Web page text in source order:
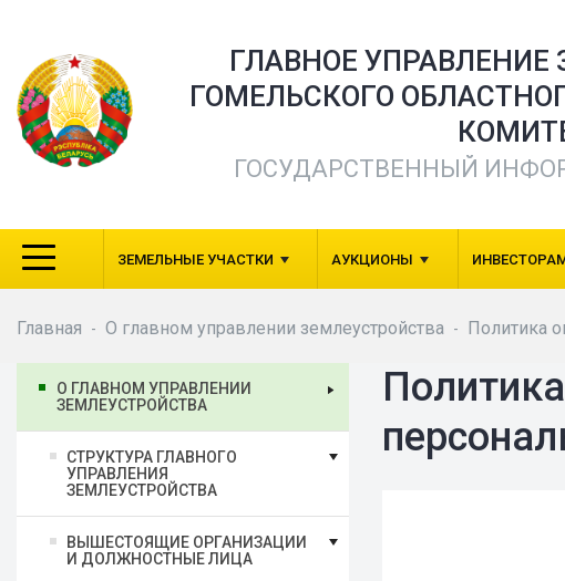
ГЛАВНОЕ
ГОМЕЛЬСКОГО
ГОСУДАРСТВЕННЫЙ
ЗЕМЕЛЬНЫЕ УЧАСТКИ АУКЦИОНЫ
Главная - О главном управлении землеустройства - Политика
О ГЛАВНОМ УПРАВЛЕНИИ
ЗЕМЛЕУСТРОЙСТВА
СТРУКТУРА ГЛАВНОГО
УПРАВЛЕНИЯ
ЗЕМЛЕУСТРОЙСТВА
ВЫШЕСТОЯЩИЕ ОРГАНИЗАЦИИ
И ДОЛЖНОСТНЫЕ ЛИЦА